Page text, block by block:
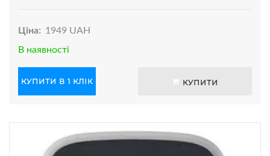
Ціна: 1949 UAH
В наявності
КУПИТИ В 1 КЛІК КУПИТИ